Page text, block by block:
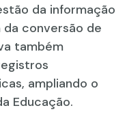
da informação
conversão de
também
ampliando o
Educação.